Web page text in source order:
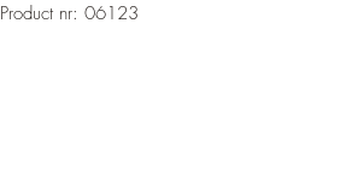
Product nr: 06123